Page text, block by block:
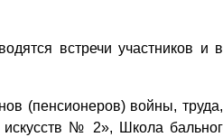
встречи участников
(пенсионеров) войны,
№ 2», Школа